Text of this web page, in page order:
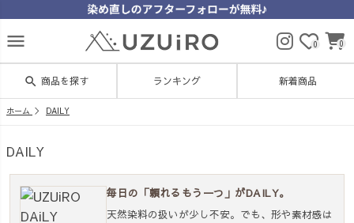
menu 0 0
search 商品を探す ランキング 新着商品
ホーム DAILY
DAILY
毎日の「頼れるもう一つ」がDAILY。
天然染料の扱いが少し不安。でも、形や素材感は